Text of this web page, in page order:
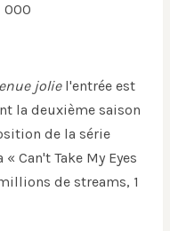
000
joliel'entrée est
la deuxième saison
de la série
Can't Take My Eyes
de streams, 1